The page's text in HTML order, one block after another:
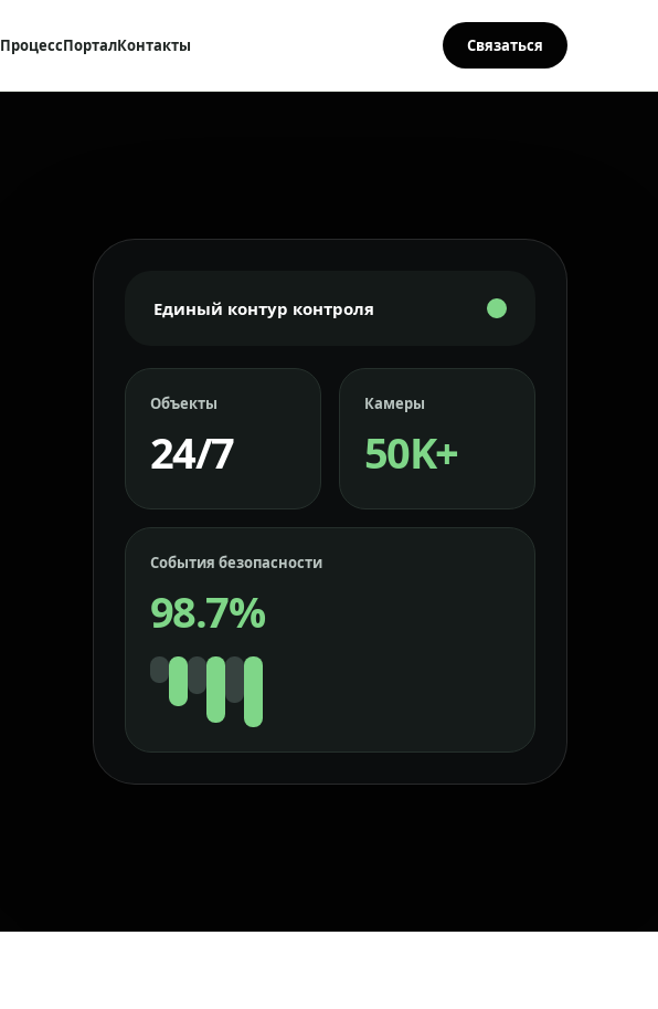
ПроцессПорталКонтакты Связаться
Единый контур контроля
Объекты
24/7
Камеры
50K+
События безопасности
98.7%